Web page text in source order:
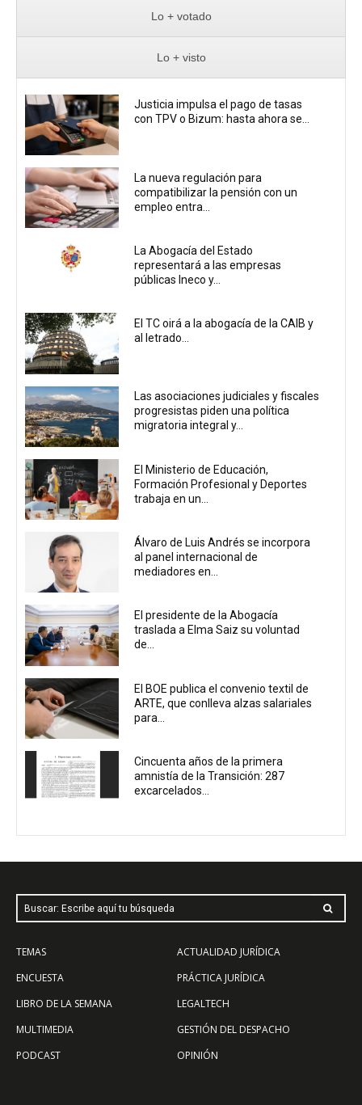
Lo + votado
Lo + visto
Justicia impulsa el pago de tasas
con TPV o Bizum: hasta ahora se...
La nueva regulación para
compatibilizar la pensión con un
empleo entra...
La Abogacía del Estado
representará a las empresas
públicas Ineco y...
El TC oirá a la abogacía de la CAIB y
al letrado...
Las asociaciones judiciales y fiscales
progresistas piden una política
migratoria integral y...
El Ministerio de Educación,
Formación Profesional y Deportes
trabaja en un...
Álvaro de Luis Andrés se incorpora
al panel internacional de
mediadores en...
El presidente de la Abogacía
traslada a Elma Saiz su voluntad
de...
El BOE publica el convenio textil de
ARTE, que conlleva alzas salariales
para...
Cincuenta años de la primera
amnistía de la Transición: 287
excarcelados...
Buscar: Escribe aquí tu búsqueda
TEMAS
ENCUESTA
LIBRO DE LA SEMANA
MULTIMEDIA
PODCAST
ACTUALIDAD JURÍDICA
PRÁCTICA JURÍDICA
LEGALTECH
GESTIÓN DEL DESPACHO
OPINIÓN